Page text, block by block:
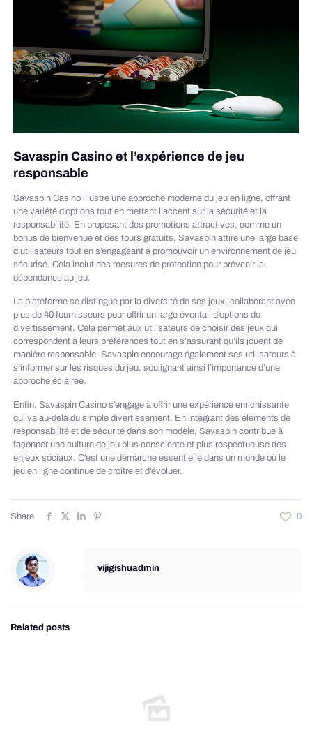
Savaspin Casino et l’expérience de jeu
responsable
Savaspin Casino illustre une approche moderne du jeu en ligne, offrant
une variété d’options tout en mettant l’accent sur la sécurité et la
responsabilité. En proposant des promotions attractives, comme un
bonus de bienvenue et des tours gratuits, Savaspin attire une large base
d’utilisateurs tout en s’engageant à promouvoir un environnement de jeu
sécurisé. Cela inclut des mesures de protection pour prévenir la
dépendance au jeu.
La plateforme se distingue par la diversité de ses jeux, collaborant avec
plus de 40 fournisseurs pour offrir un large éventail d’options de
divertissement. Cela permet aux utilisateurs de choisir des jeux qui
correspondent à leurs préférences tout en s’assurant qu’ils jouent de
manière responsable. Savaspin encourage également ses utilisateurs à
s’informer sur les risques du jeu, soulignant ainsi l’importance d’une
approche éclairée.
Enfin, Savaspin Casino s’engage à offrir une expérience enrichissante
qui va au-delà du simple divertissement. En intégrant des éléments de
responsabilité et de sécurité dans son modèle, Savaspin contribue à
façonner une culture de jeu plus consciente et plus respectueuse des
enjeux sociaux. C’est une démarche essentielle dans un monde où le
jeu en ligne continue de croître et d’évoluer.
Share 0
vijigishuadmin
Related posts